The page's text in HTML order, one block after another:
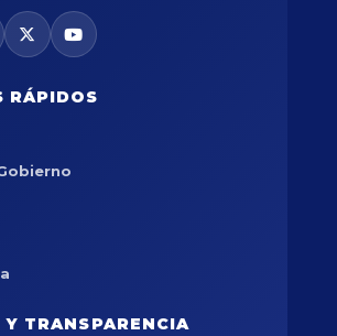
RÁPIDOS
Y TRANSPARENCIA